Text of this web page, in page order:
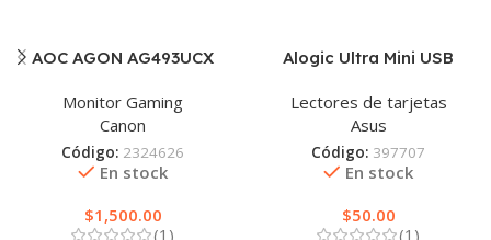
AOC AGON AG493UCX
Monitor Gaming
Canon
Código: 2324626
En stock
$1,500.00
(1)
Alogic Ultra Mini USB
Lectores de tarjetas
Asus
Código: 397707
En stock
$50.00
(1)